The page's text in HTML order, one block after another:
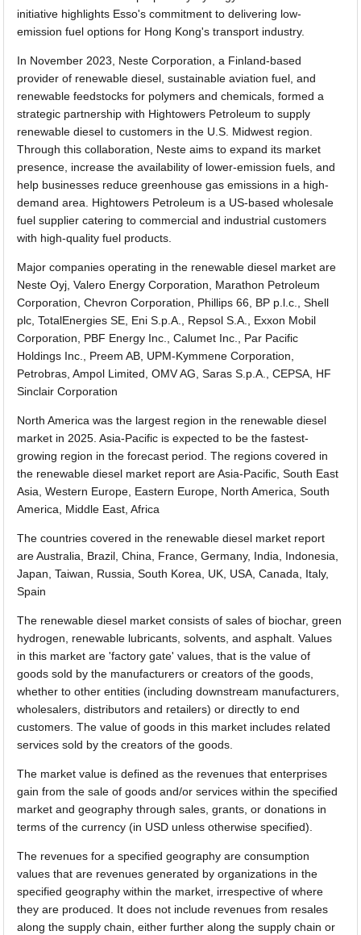
initiative highlights Esso's commitment to delivering low-
emission fuel options for Hong Kong's transport industry.
In November 2023, Neste Corporation, a Finland-based
provider of renewable diesel, sustainable aviation fuel, and
renewable feedstocks for polymers and chemicals, formed a
strategic partnership with Hightowers Petroleum to supply
renewable diesel to customers in the U.S. Midwest region.
Through this collaboration, Neste aims to expand its market
presence, increase the availability of lower-emission fuels, and
help businesses reduce greenhouse gas emissions in a high-
demand area. Hightowers Petroleum is a US-based wholesale
fuel supplier catering to commercial and industrial customers
with high-quality fuel products.
Major companies operating in the renewable diesel market are
Neste Oyj, Valero Energy Corporation, Marathon Petroleum
Corporation, Chevron Corporation, Phillips 66, BP p.l.c., Shell
plc, TotalEnergies SE, Eni S.p.A., Repsol S.A., Exxon Mobil
Corporation, PBF Energy Inc., Calumet Inc., Par Pacific
Holdings Inc., Preem AB, UPM-Kymmene Corporation,
Petrobras, Ampol Limited, OMV AG, Saras S.p.A., CEPSA, HF
Sinclair Corporation
North America was the largest region in the renewable diesel
market in 2025. Asia-Pacific is expected to be the fastest-
growing region in the forecast period. The regions covered in
the renewable diesel market report are Asia-Pacific, South East
Asia, Western Europe, Eastern Europe, North America, South
America, Middle East, Africa
The countries covered in the renewable diesel market report
are Australia, Brazil, China, France, Germany, India, Indonesia,
Japan, Taiwan, Russia, South Korea, UK, USA, Canada, Italy,
Spain
The renewable diesel market consists of sales of biochar, green
hydrogen, renewable lubricants, solvents, and asphalt. Values
in this market are 'factory gate' values, that is the value of
goods sold by the manufacturers or creators of the goods,
whether to other entities (including downstream manufacturers,
wholesalers, distributors and retailers) or directly to end
customers. The value of goods in this market includes related
services sold by the creators of the goods.
The market value is defined as the revenues that enterprises
gain from the sale of goods and/or services within the specified
market and geography through sales, grants, or donations in
terms of the currency (in USD unless otherwise specified).
The revenues for a specified geography are consumption
values that are revenues generated by organizations in the
specified geography within the market, irrespective of where
they are produced. It does not include revenues from resales
along the supply chain, either further along the supply chain or